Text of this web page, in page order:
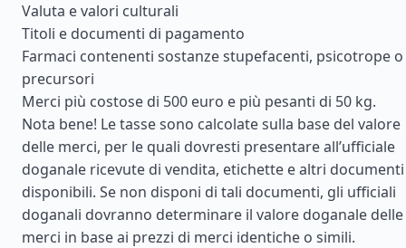
Valuta e valori culturali
Titoli e documenti di pagamento
Farmaci contenenti sostanze stupefacenti, psicotrope o
precursori
Merci più costose di 500 euro e più pesanti di 50 kg.
Nota bene! Le tasse sono calcolate sulla base del valore
delle merci, per le quali dovresti presentare all’ufficiale
doganale ricevute di vendita, etichette e altri documenti
disponibili. Se non disponi di tali documenti, gli ufficiali
doganali dovranno determinare il valore doganale delle
merci in base ai prezzi di merci identiche o simili.